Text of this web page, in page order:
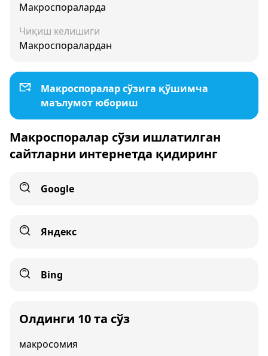
Макроспораларда
Чиқиш келишиги
Макроспоралардан
Макроспоралар сўзига қўшимча
маълумот юбориш
Макроспоралар сўзи ишлатилган
сайтларни интернетда қидиринг
Google
Яндекс
Bing
Олдинги 10 та сўз
макросомия